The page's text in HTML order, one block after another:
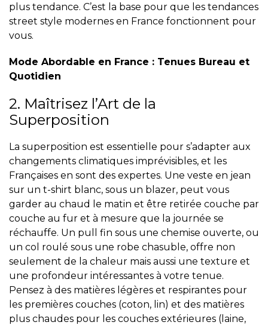
plus tendance. C’est la base pour que les tendances
street style modernes en France fonctionnent pour
vous.
Mode Abordable en France : Tenues Bureau et
Quotidien
2. Maîtrisez l’Art de la
Superposition
La superposition est essentielle pour s’adapter aux
changements climatiques imprévisibles, et les
Françaises en sont des expertes. Une veste en jean
sur un t-shirt blanc, sous un blazer, peut vous
garder au chaud le matin et être retirée couche par
couche au fur et à mesure que la journée se
réchauffe. Un pull fin sous une chemise ouverte, ou
un col roulé sous une robe chasuble, offre non
seulement de la chaleur mais aussi une texture et
une profondeur intéressantes à votre tenue.
Pensez à des matières légères et respirantes pour
les premières couches (coton, lin) et des matières
plus chaudes pour les couches extérieures (laine,